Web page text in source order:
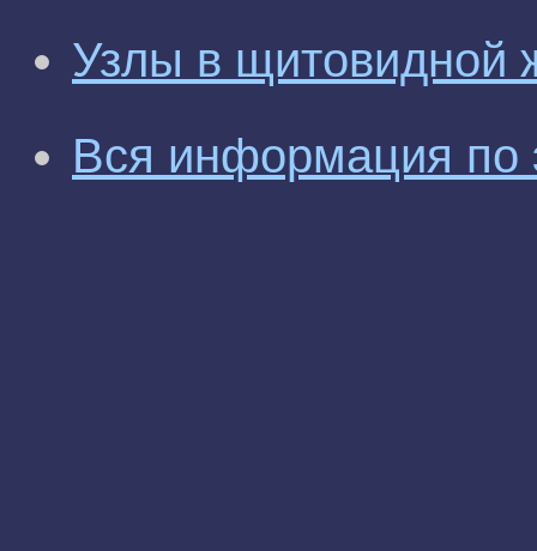
Узлы в щитовидной
Вся информация по